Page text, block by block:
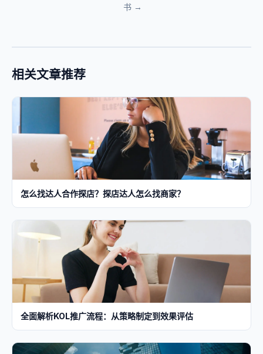
书 →
相关文章推荐
怎么找达人合作探店？探店达人怎么找商家？
全面解析KOL推广流程：从策略制定到效果评估